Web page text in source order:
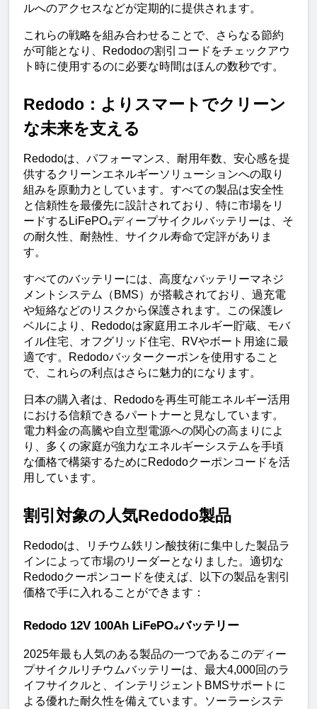
ルへのアクセスなどが定期的に提供されます。
これらの戦略を組み合わせることで、さらなる節約
が可能となり、Redodoの割引コードをチェックアウ
ト時に使用するのに必要な時間はほんの数秒です。
Redodo：よりスマートでクリーン
な未来を支える
Redodoは、パフォーマンス、耐用年数、安心感を提
供するクリーンエネルギーソリューションへの取り
組みを原動力としています。すべての製品は安全性
と信頼性を最優先に設計されており、特に市場をリ
ードするLiFePO₄ディープサイクルバッテリーは、そ
の耐久性、耐熱性、サイクル寿命で定評がありま
す。
すべてのバッテリーには、高度なバッテリーマネジ
メントシステム（BMS）が搭載されており、過充電
や短絡などのリスクから保護されます。この保護レ
ベルにより、Redodoは家庭用エネルギー貯蔵、モバ
イル住宅、オフグリッド住宅、RVやボート用途に最
適です。Redodoバッタークーポンを使用すること
で、これらの利点はさらに魅力的になります。
日本の購入者は、Redodoを再生可能エネルギー活用
における信頼できるパートナーと見なしています。
電力料金の高騰や自立型電源への関心の高まりによ
り、多くの家庭が強力なエネルギーシステムを手頃
な価格で構築するためにRedodoクーポンコードを活
用しています。
割引対象の人気Redodo製品
Redodoは、リチウム鉄リン酸技術に集中した製品ラ
インによって市場のリーダーとなりました。適切な
Redodoクーポンコードを使えば、以下の製品を割引
価格で手に入れることができます：
Redodo 12V 100Ah LiFePO₄バッテリー
2025年最も人気のある製品の一つであるこのディー
プサイクルリチウムバッテリーは、最大4,000回のラ
イフサイクルと、インテリジェントBMSサポートに
よる優れた耐久性を備えています。ソーラーシステ